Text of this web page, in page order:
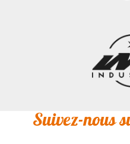
Suivez-nous